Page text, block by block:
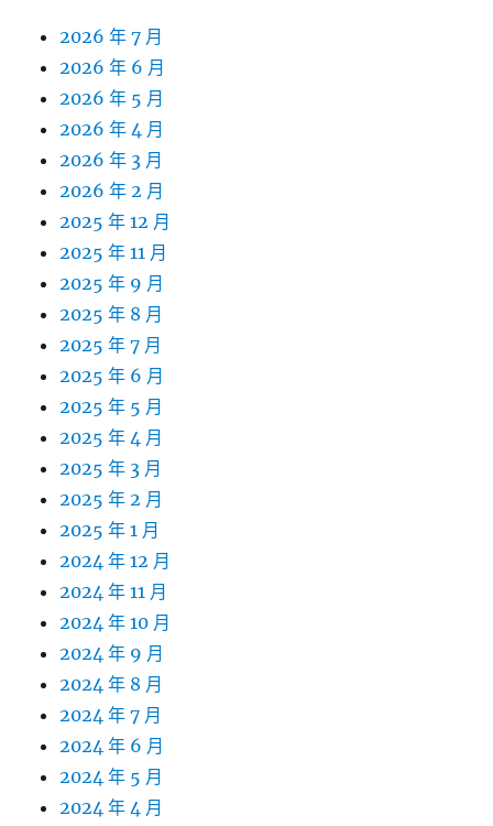
2026 年 7 月
2026 年 6 月
2026 年 5 月
2026 年 4 月
2026 年 3 月
2026 年 2 月
2025 年 12 月
2025 年 11 月
2025 年 9 月
2025 年 8 月
2025 年 7 月
2025 年 6 月
2025 年 5 月
2025 年 4 月
2025 年 3 月
2025 年 2 月
2025 年 1 月
2024 年 12 月
2024 年 11 月
2024 年 10 月
2024 年 9 月
2024 年 8 月
2024 年 7 月
2024 年 6 月
2024 年 5 月
2024 年 4 月